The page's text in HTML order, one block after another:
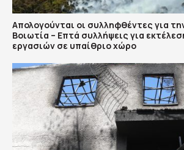
Απολογούνται οι συλληφθέντες για
Βοιωτία – Επτά συλλήψεις για
εργασιών σε υπαίθριο χώρο